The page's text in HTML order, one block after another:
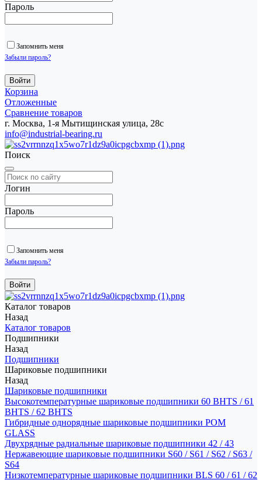
Пароль
Запомнить меня
Забыли пароль?
Корзина
Отложенные
Сравнение товаров
г. Москва, 1-я Мытищинская улица, 28с
info@industrial-bearing.ru
Поиск
Логин
Пароль
Запомнить меня
Забыли пароль?
Каталог товаров
Назад
Каталог товаров
Подшипники
Назад
Подшипники
Шариковые подшипники
Назад
Шариковые подшипники
Высокотемпературные шариковые подшипники 60 BHTS / 61
BHTS / 62 BHTS
Гибридные однорядные шариковые подшипники POM
GLASS
Двухрядные радиальные шариковые подшипники 42 / 43
Нержавеющие шариковые подшипники S60 / S61 / S62 / S63 /
S64
Низкотемпературные шариковые подшипники BLS 60 / 61 / 62